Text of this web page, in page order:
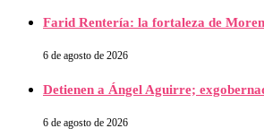
Farid Rentería: la fortaleza de
6 de agosto de 2026
Detienen a Ángel Aguirre;
6 de agosto de 2026